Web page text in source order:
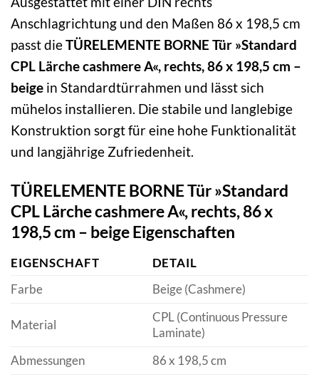
Anschlagrichtung und den Maßen 86 x 198,5 cm
passt dieTÜRELEMENTE BORNE Tür »Standard
CPL Lärche cashmere A«, rechts, 86 x 198,5 cm –
beige in Standardtürrahmen und lässt sich
mühelos installieren. Die stabile und langlebige
Konstruktion sorgt für eine hohe Funktionalität
und langjährige Zufriedenheit.
TÜRELEMENTE BORNE Tür »Standard
CPL Lärche cashmere A«, rechts, 86 x
198,5 cm – beige Eigenschaften
EIGENSCHAFT
DETAIL
Farbe
Beige (Cashmere)
Material
CPL (Continuous Pressure
Laminate)
Abmessungen
86 x 198,5 cm